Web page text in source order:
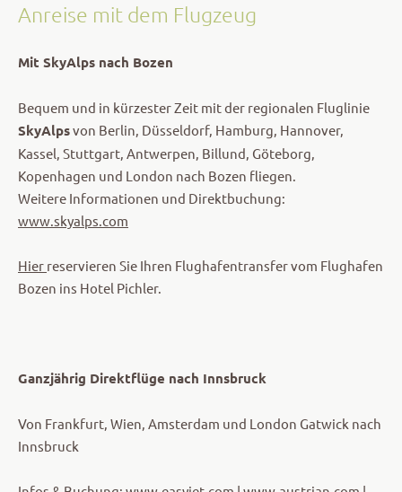
Anreise mit dem Flugzeug
Mit SkyAlps nach Bozen
Bequem und in kürzester Zeit mit der regionalen Fluglinie
SkyAlpsvon Berlin, Düsseldorf, Hamburg, Hannover,
Kassel, Stuttgart, Antwerpen, Billund, Göteborg,
Kopenhagen und London nach Bozen fliegen.
Weitere Informationen und Direktbuchung:
www.skyalps.com
Hier reservieren Sie Ihren Flughafentransfer vom Flughafen
Bozen ins Hotel Pichler.
Ganzjährig Direktflüge nach Innsbruck
Von Frankfurt, Wien, Amsterdam und London Gatwick nach
Innsbruck